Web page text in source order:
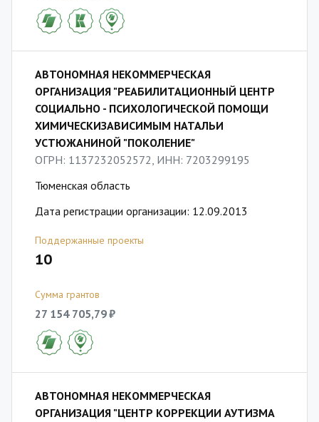
АВТОНОМНАЯ НЕКОММЕРЧЕСКАЯ
ОРГАНИЗАЦИЯ "РЕАБИЛИТАЦИОННЫЙ ЦЕНТР
СОЦИАЛЬНО - ПСИХОЛОГИЧЕСКОЙ ПОМОЩИ
ХИМИЧЕСКИЗАВИСИМЫМ НАТАЛЬИ
УСТЮЖАНИНОЙ "ПОКОЛЕНИЕ"
ОГРН: 1137232052572, ИНН: 7203299195
Тюменская область
Дата регистрации организации: 12.09.2013
Поддержанные проекты
10
Сумма грантов
27 154 705,79 ₽
АВТОНОМНАЯ НЕКОММЕРЧЕСКАЯ
ОРГАНИЗАЦИЯ "ЦЕНТР КОРРЕКЦИИ АУТИЗМА